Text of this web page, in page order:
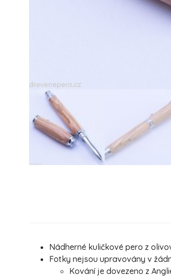
Nádherné kuličkové pero z
Fotky nejsou upravovány v
Kování je dovezeno z